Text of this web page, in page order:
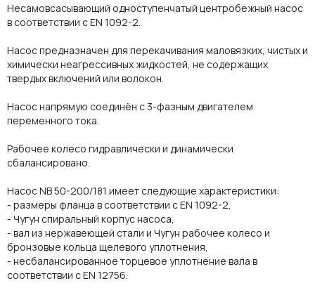
Несамовсасывающий одноступенчатый центробежный насос
в соответствии с EN 1092-2.
Насос предназначен для перекачивания маловязких, чистых и
химически неагрессивных жидкостей, не содержащих
твердых включений или волокон.
Насос напрямую соединён с 3-фазным двигателем
переменного тока.
Рабочее колесо гидравлически и динамически
сбалансировано.
Насос NB 50-200/181 имеет следующие характеристики:
- размеры фланца в соответствии с EN 1092-2,
- Чугун спиральный корпус насоса,
- вал из нержавеющей стали и Чугун рабочее колесо и
бронзовые кольца щелевого уплотнения,
- несбалансированное торцевое уплотнение вала в
соответствии с EN 12756.